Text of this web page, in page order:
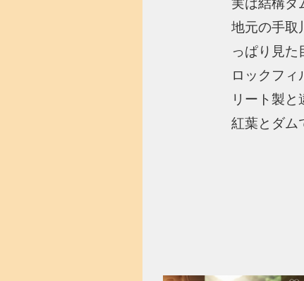
実は結構ダ
地元の手取
っぱり見た
ロックフィ
リート製と
紅葉とダム